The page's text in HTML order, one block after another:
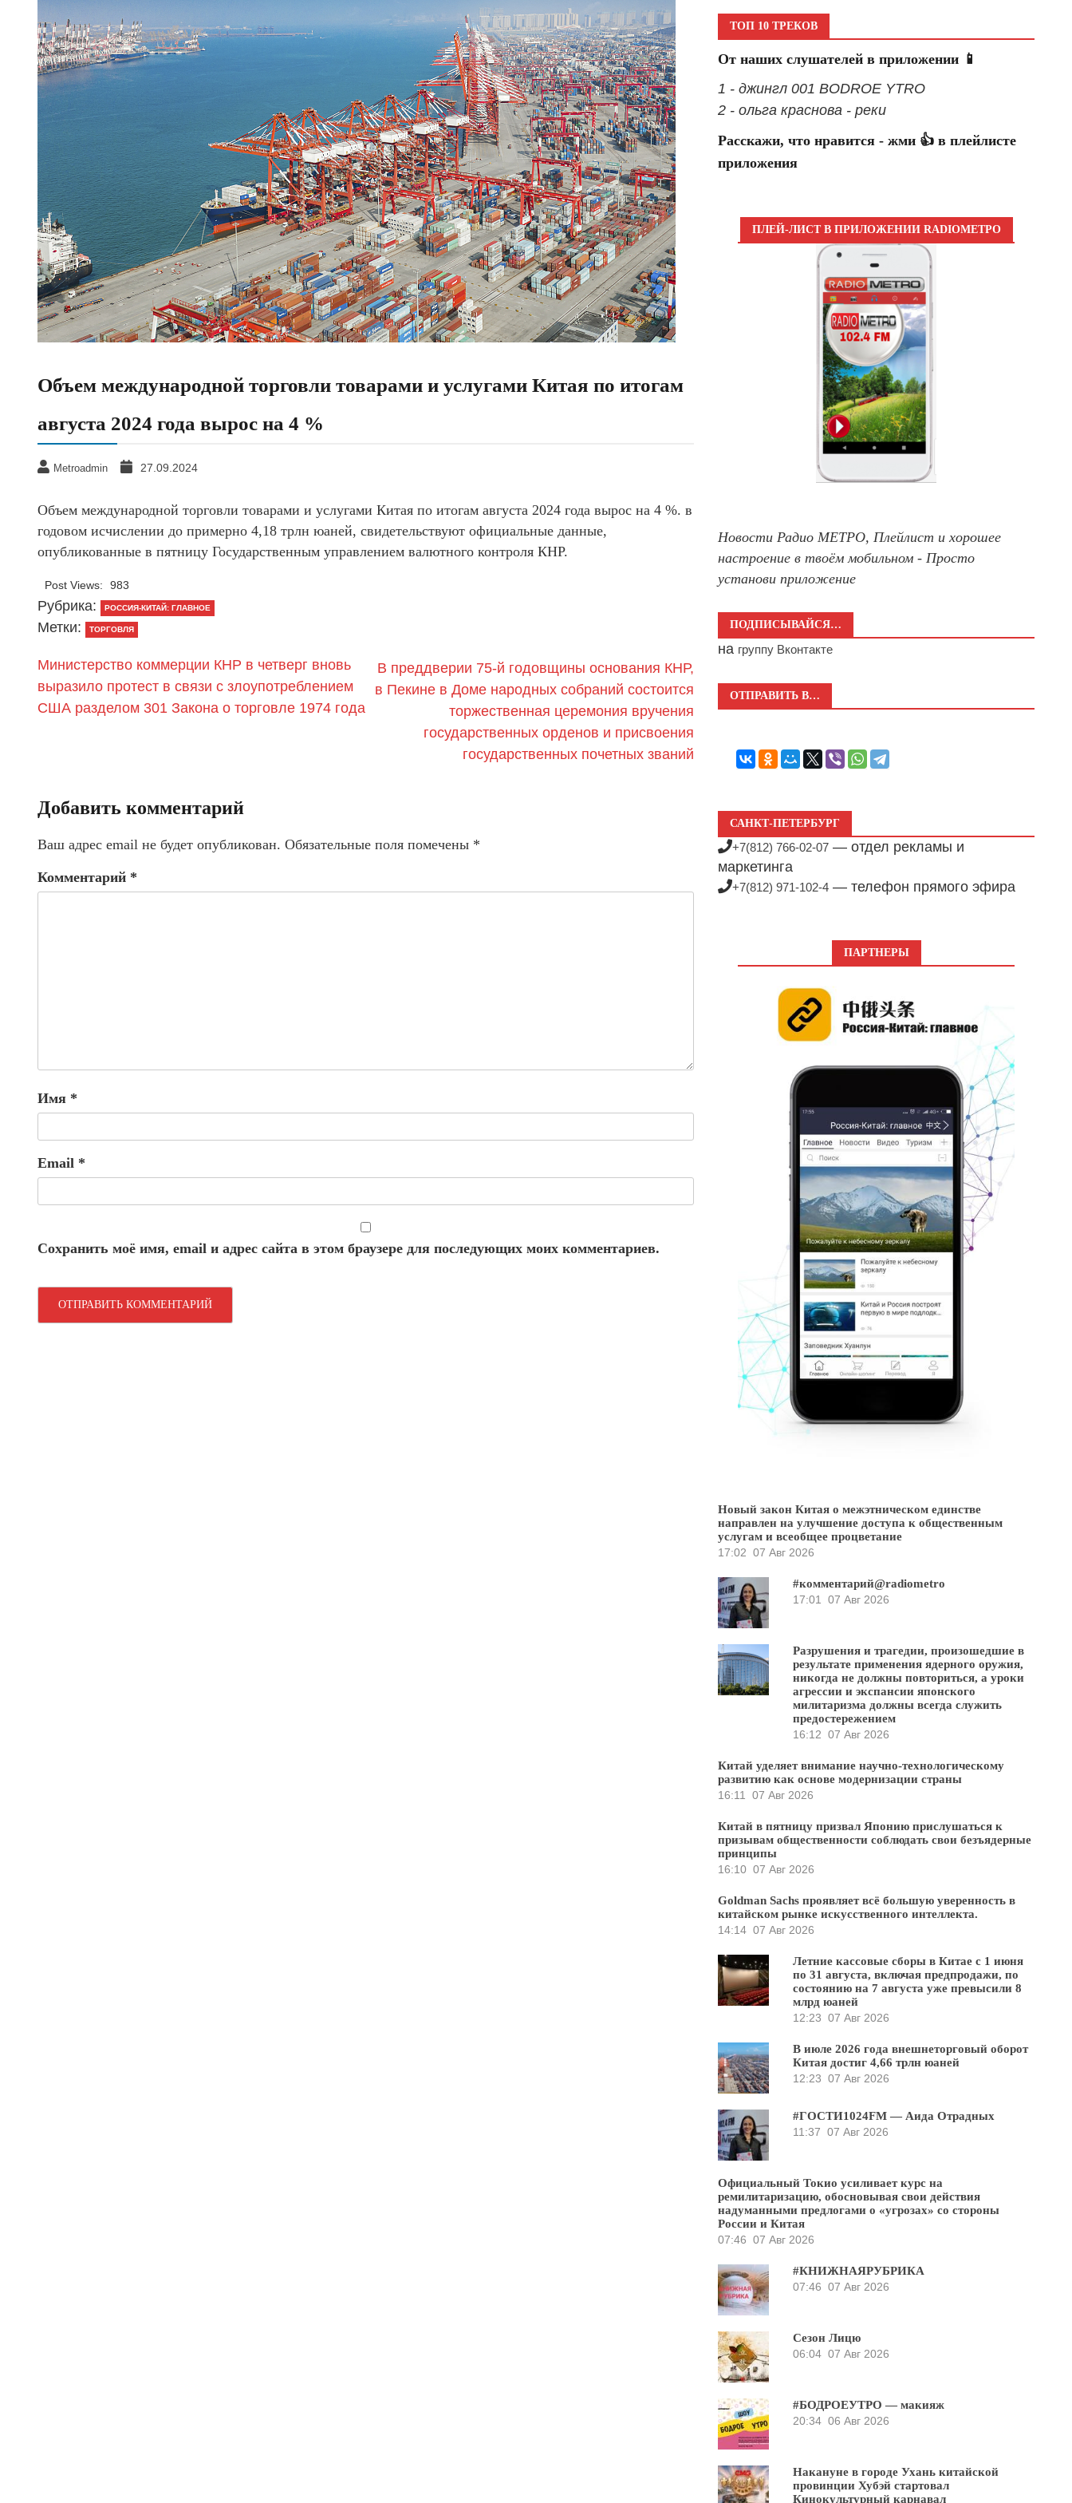
Объем международной торговли товарами и услугами Китая по итогам
августа 2024 года вырос на 4 %
Metroadmin 27.09.2024
Объем международной торговли товарами и услугами Китая по итогам августа 2024 года вырос на 4 %. в
годовом исчислении до примерно 4,18 трлн юаней, свидетельствуют официальные данные,
опубликованные в пятницу Государственным управлением валютного контроля КНР.
Post Views: 983
Рубрика: РОССИЯ-КИТАЙ: ГЛАВНОЕ
Метки: ТОРГОВЛЯ
Министерство коммерции КНР в четверг вновь
выразило протест в связи с злоупотреблением
США разделом 301 Закона о торговле 1974 года
В преддверии 75-й годовщины основания КНР,
в Пекине в Доме народных собраний состоится
торжественная церемония вручения
государственных орденов и присвоения
государственных почетных званий
Добавить комментарий
Ваш адрес email не будет опубликован. Обязательные поля помечены *
Комментарий *
Имя *
Email *
Сохранить моё имя, email и адрес сайта в этом браузере для последующих моих комментариев.
ТОП 10 ТРЕКОВ
От наших слушателей в приложении 📱
1 - джингл 001 BODROE YTRO
2 - ольга краснова - реки
Расскажи, что нравится - жми 👍 в плейлисте
приложения
ПЛЕЙ-ЛИСТ В ПРИЛОЖЕНИИ RADIOМЕТРО
Новости Радио МЕТРО, Плейлист и хорошее
настроение в твоём мобильном - Просто
установи приложение
ПОДПИСЫВАЙСЯ…
на группу Вконтакте
ОТПРАВИТЬ В…
САНКТ-ПЕТЕРБУРГ
+7(812) 766-02-07 — отдел рекламы и
маркетинга
+7(812) 971-102-4 — телефон прямого эфира
ПАРТНЕРЫ
Новый закон Китая о межэтническом единстве
направлен на улучшение доступа к общественным
услугам и всеобщее процветание
17:02 07 Авг 2026
#комментарий@radiometro
17:01
07 Авг 2026
Разрушения и трагедии, произошедшие в
результате применения ядерного оружия,
никогда не должны повториться, а уроки
агрессии и экспансии японского
милитаризма должны всегда служить
предостережением
16:12 07 Авг 2026
Китай уделяет внимание научно-технологическому
развитию как основе модернизации страны
16:11
07 Авг 2026
Китай в пятницу призвал Японию прислушаться к
призывам общественности соблюдать свои безъядерные
принципы
16:10 07 Авг 2026
Goldman Sachs проявляет всё большую уверенность в
китайском рынке искусственного интеллекта.
14:14 07 Авг 2026
Летние кассовые сборы в Китае с 1 июня
по 31 августа, включая предпродажи, по
состоянию на 7 августа уже превысили 8
млрд юаней
12:23 07 Авг 2026
В июле 2026 года внешнеторговый оборот
Китая достиг 4,66 трлн юаней
12:23 07 Авг 2026
#ГОСТИ1024FM — Аида Отрадных
11:37 07 Авг 2026
Официальный Токио усиливает курс на
ремилитаризацию, обосновывая свои действия
надуманными предлогами о «угрозах» со стороны
России и Китая
07:46 07 Авг 2026
#КНИЖНАЯРУБРИКА
07:46 07 Авг 2026
Сезон Лицю
06:04 07 Авг 2026
#БОДРОЕУТРО — макияж
20:34 06 Авг 2026
Накануне в городе Ухань китайской
провинции Хубэй стартовал
Кинокультурный карнавал